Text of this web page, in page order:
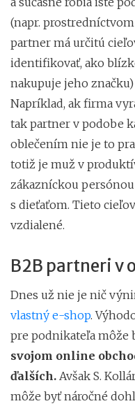
(napr.
partner má určitú
identifikovať, ako
nakupuje jeho značku)
Napríklad, ak firma
tak partner v podobe
oblečením nie je to
totiž je muž v
zákazníckou
s dieťaťom. Tieto
vzdialené.
B2B partneri v
Dnes už nie je nič
vlastný e-shop.
pre podnikateľa môže
svojom online
ďalších. Avšak S.
môže byť náročné